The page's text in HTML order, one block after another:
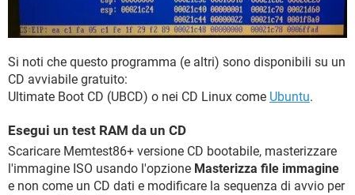
Si noti che questo programma (e altri) sono disponibili su un
CD avviabile gratuito:
Ultimate Boot CD (UBCD) o nei CD Linux come Ubuntu.
Esegui un test RAM da un CD
Scaricare Memtest86+ versione CD bootabile, masterizzare
l'immagine ISO usando l'opzione Masterizza file immagine
e non come un CD dati e modificare la sequenza di avvio per